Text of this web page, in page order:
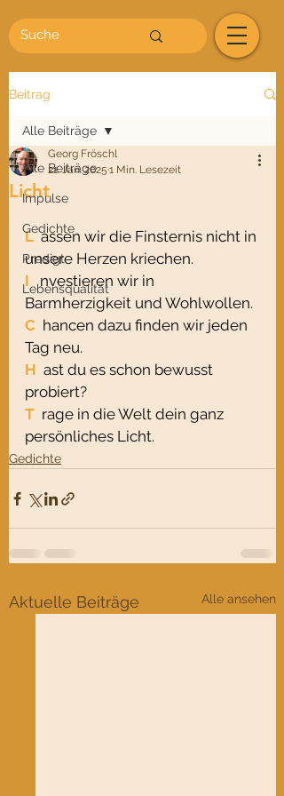
Beitrag
Alle Beiträge
Impulse
Gedichte
Predigt
Lebensqualität
Alle Beiträge
Licht
Georg Fröschl
21. Jan. 2025 1 Min. Lesezeit
L
  assen wir die Finsternis nicht in
unsere Herzen kriechen.
I
   nvestieren wir in
Barmherzigkeit und Wohlwollen.
C
  hancen dazu finden wir jeden
Tag neu.
H ast du es schon bewusst
probiert?
T rage in die Welt dein ganz
persönliches Licht.
Gedichte
Aktuelle Beiträge Alle ansehen